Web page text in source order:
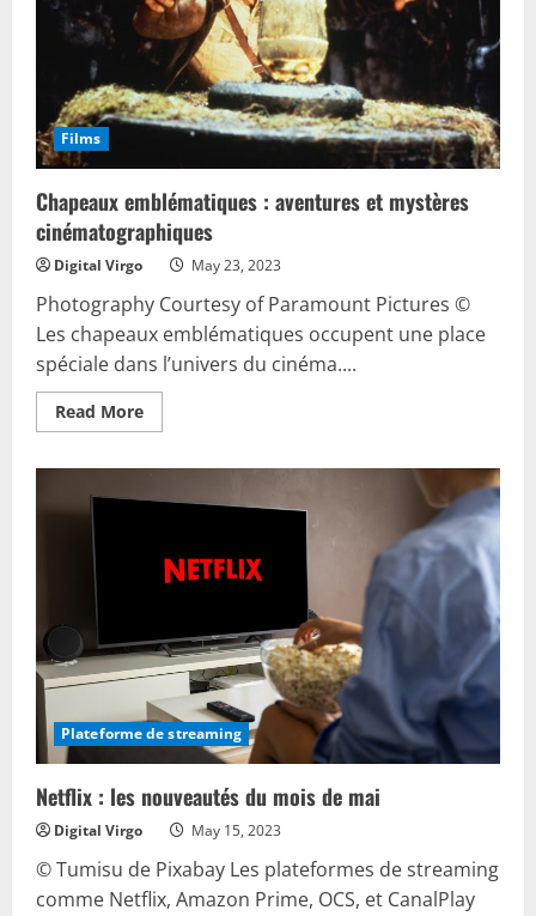
Films
Chapeaux emblématiques : aventures et mystères
cinématographiques
Digital Virgo May 23, 2023
Photography Courtesy of Paramount Pictures ©
Les chapeaux emblématiques occupent une place
spéciale dans l’univers du cinéma....
Read MoreRead
more
aventures
cinématographiques
Plateforme de streaming
Netflix : les nouveautés du mois de mai
Digital Virgo May 15, 2023
© Tumisu de Pixabay Les plateformes de streaming
comme Netflix, Amazon Prime, OCS, et CanalPlay